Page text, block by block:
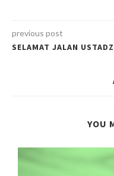
previous post
SELAMAT JALAN
YOU